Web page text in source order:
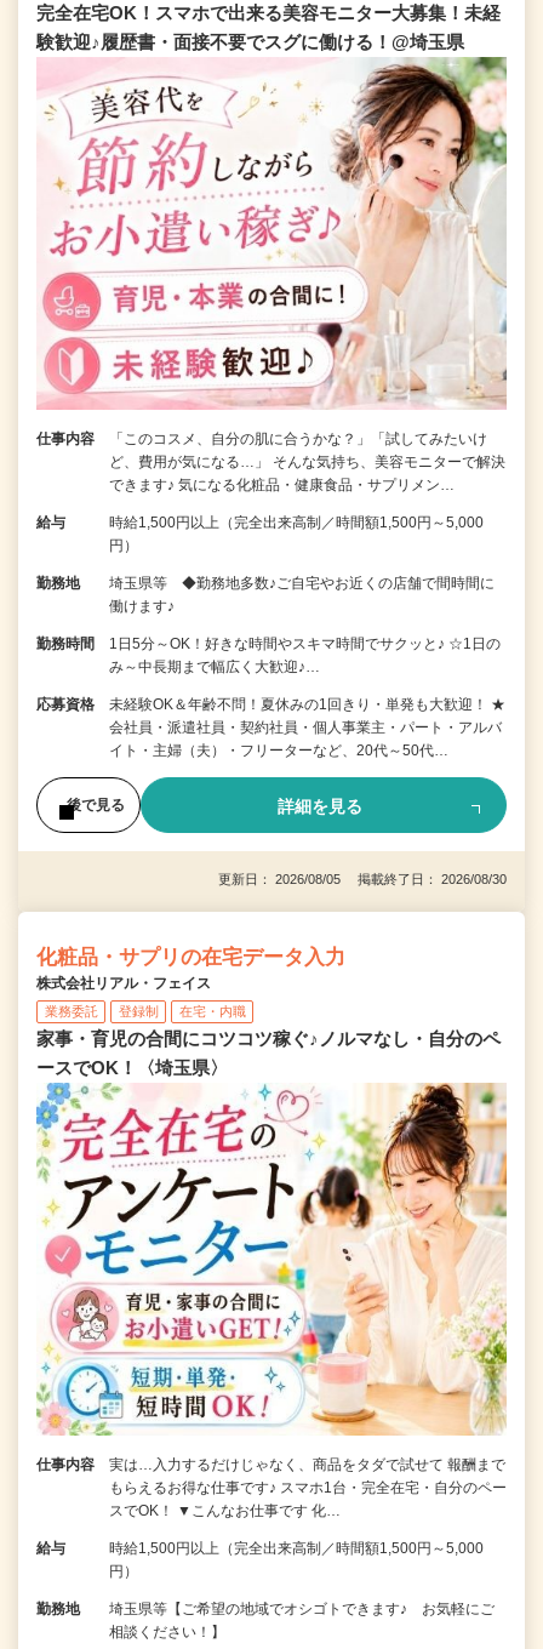
完全在宅OK！スマホで出来る美容モニター大募集！未経
験歓迎♪履歴書・面接不要でスグに働ける！@埼玉県
仕事内容
「このコスメ、自分の肌に合うかな？」「試してみたいけ
ど、費用が気になる…」 そんな気持ち、美容モニターで解決
できます♪ 気になる化粧品・健康食品・サプリメン…
給与
時給1,500円以上（完全出来高制／時間額1,500円～5,000
円）
勤務地
埼玉県等 ◆勤務地多数♪ご自宅やお近くの店舗で間時間に
働けます♪
勤務時間
1日5分～OK！好きな時間やスキマ時間でサクッと♪ ☆1日の
み～中長期まで幅広く大歓迎♪…
応募資格
未経験OK＆年齢不問！夏休みの1回きり・単発も大歓迎！ ★
会社員・派遣社員・契約社員・個人事業主・パート・アルバ
イト・主婦（夫）・フリーターなど、20代～50代…
後で見る 詳細を見る
更新日： 2026/08/05 掲載終了日： 2026/08/30
化粧品・サプリの在宅データ入力
株式会社リアル・フェイス
業務委託 登録制 在宅・内職
家事・育児の合間にコツコツ稼ぐ♪ノルマなし・自分のペ
ースでOK！〈埼玉県〉
仕事内容
実は…入力するだけじゃなく、商品をタダで試せて 報酬まで
もらえるお得な仕事です♪ スマホ1台・完全在宅・自分のペー
スでOK！ ▼こんなお仕事です 化…
給与
時給1,500円以上（完全出来高制／時間額1,500円～5,000
円）
勤務地
埼玉県等【ご希望の地域でオシゴトできます♪ お気軽にご
相談ください！】